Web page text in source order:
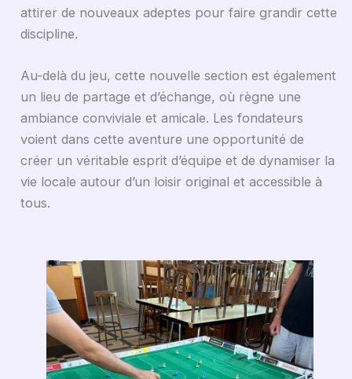
attirer de nouveaux adeptes pour faire grandir cette
discipline.
Au-delà du jeu, cette nouvelle section est également
un lieu de partage et d’échange, où règne une
ambiance conviviale et amicale. Les fondateurs
voient dans cette aventure une opportunité de
créer un véritable esprit d’équipe et de dynamiser la
vie locale autour d’un loisir original et accessible à
tous.